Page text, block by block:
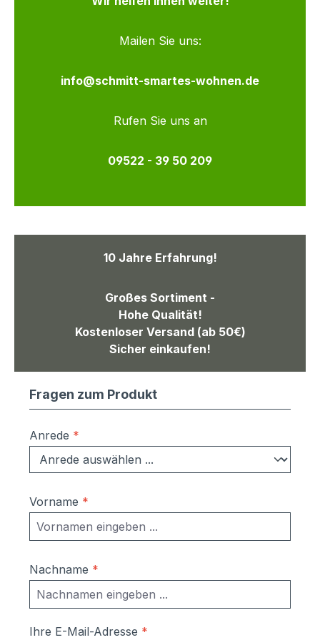
Mailen Sie uns:
info@schmitt-smartes-wohnen.de
Rufen Sie uns an
09522 - 39 50 209
10 Jahre Erfahrung!
Großes Sortiment -
Hohe Qualität!
Kostenloser Versand (ab 50€)
Sicher einkaufen!
Fragen zum Produkt
Anrede *
Vorname *
Nachname *
Ihre E-Mail-Adresse *